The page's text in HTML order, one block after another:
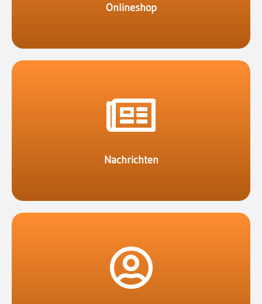
Onlineshop
Nachrichten
Mischung aus beidem. Du bestimmst den Preis
für einen Eintrag.
Unternehmen in der Region und erhebe dazu
eine Gebühr.